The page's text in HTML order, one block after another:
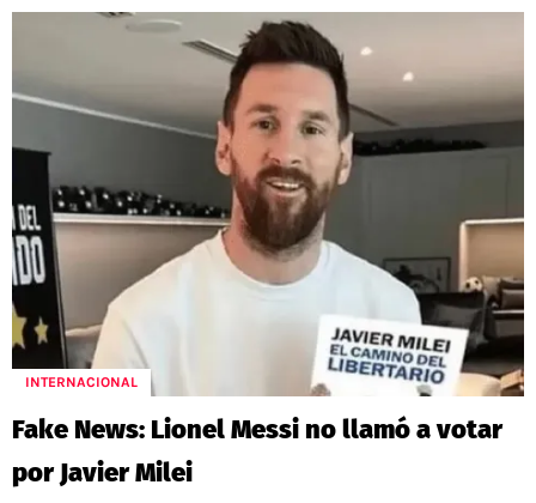
INTERNACIONAL
Fake News: Lionel Messi no llamó a votar
por Javier Milei